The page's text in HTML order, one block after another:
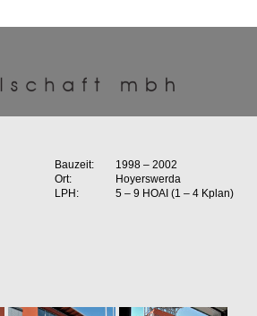
Bauzeit:
Ort:
LPH:
1998 – 2002
Hoyerswerda
5 – 9 HOAI (1 – 4 Kplan)